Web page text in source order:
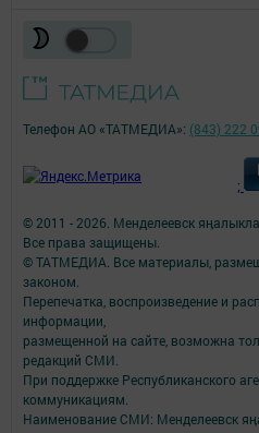
© 2011 - 2026. Менделеевск
Все права защищены.
© ТАТМЕДИА. Все материалы,
законом.
Перепечатка, воспроизведение и
информации,
размещенной на сайте, возможна
редакций СМИ.
При поддержке Республиканского
коммуникациям.
Наименование СМИ: Менделеевск
Телефон АО «ТАТМЕДИА»: (843) 222
;